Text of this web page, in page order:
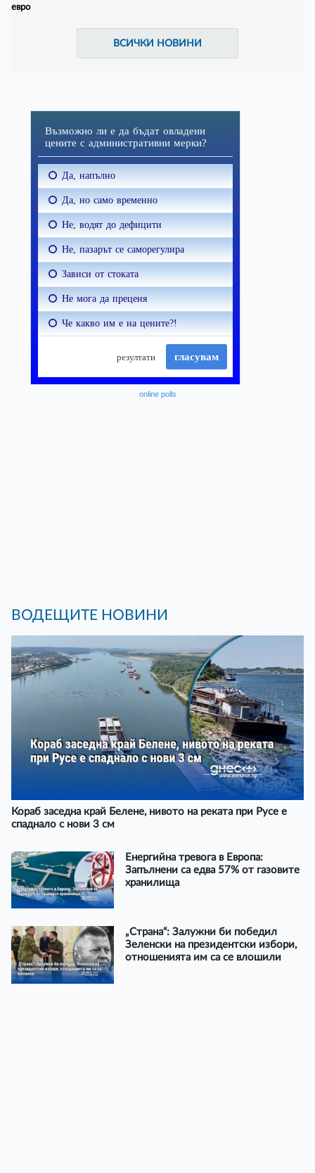
евро
ВСИЧКИ НОВИНИ
online polls
ВОДЕЩИТЕ НОВИНИ
Кораб заседна край Белене, нивото на реката при Русе е
спаднало с нови 3 см
Енергийна тревога в Европа:
Запълнени са едва 57% от газовите
хранилища
„Страна“: Залужни би победил
Зеленски на президентски избори,
отношенията им са се влошили